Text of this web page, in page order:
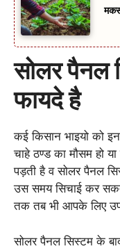
सोलर पैनल
फायदे है
कई किसान भाइयो को
चाहे ठण्ड का मौसम हो
पड़ती है व सोलर पैनल
उस समय सिचाई कर
तक तब भी आपके लिए
सोलर पैनल सिस्टम के